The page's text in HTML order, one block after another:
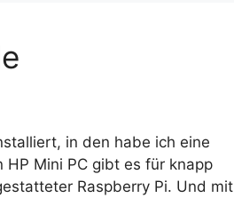
in den habe ich eine
Mini PC gibt es für knapp
Raspberry Pi. Und mit